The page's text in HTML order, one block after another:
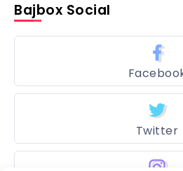
Bajbox Social
Twitter